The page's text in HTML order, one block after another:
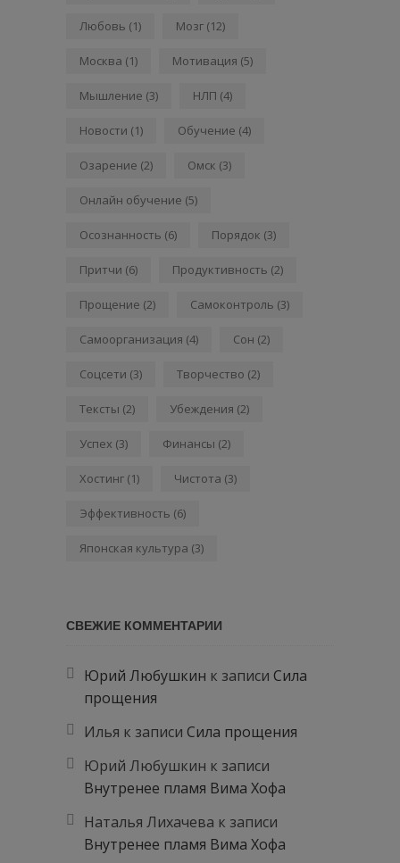
Любовь (1) Мозг (12)
Москва (1) Мотивация (5)
Мышление (3) НЛП (4)
Новости (1) Обучение (4)
Озарение (2) Омск (3)
Онлайн обучение (5)
Осознанность (6) Порядок (3)
Притчи (6) Продуктивность (2)
Прощение (2) Самоконтроль (3)
Самоорганизация (4) Сон (2)
Соцсети (3) Творчество (2)
Тексты (2) Убеждения (2)
Успех (3) Финансы (2)
Хостинг (1) Чистота (3)
Эффективность (6)
Японская культура (3)
СВЕЖИЕ КОММЕНТАРИИ
Юрий Любушкин к записи Сила
прощения
Илья к записи Сила прощения
Юрий Любушкин к записи
Внутренее пламя Вима Хофа
Наталья Лихачева к записи
Внутренее пламя Вима Хофа